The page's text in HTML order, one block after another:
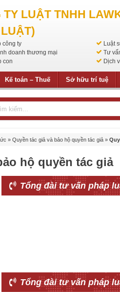
TY LUẬT TNHH
công ty
Luật
doanh thương mại
Tư
con
Dịch
Kế toán – Thuế Sở hữu trí tuệ
» Quyền tác giả và bảo hộ quyền tác giả »
hộ quyền tác giả
Tổng đài tư vấn pháp
Tổng đài tư vấn pháp